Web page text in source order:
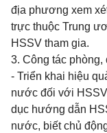
địa phương xem
trực thuộc Trung
HSSV tham gia.
3. Công tác
- Triển khai hiệu
nước đối với
dục hướng dẫn
nước, biết chủ